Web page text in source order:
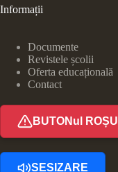
Informații
Documente
Revistele școlii
Oferta educațională
Contact
BUTONul ROȘU
SESIZARE